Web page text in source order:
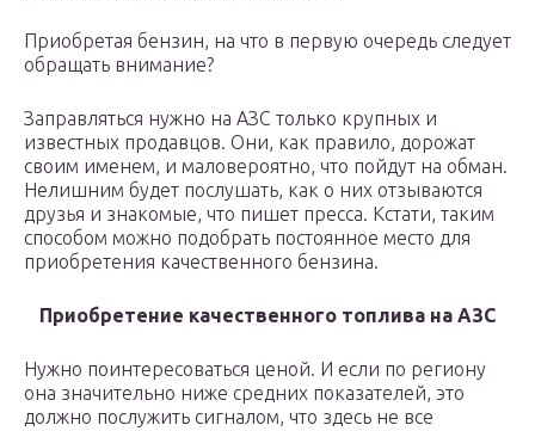
Приобретая бензин, на что в первую очередь следует
обращать внимание?
Заправляться нужно на АЗС только крупных и
известных продавцов. Они, как правило, дорожат
своим именем, и маловероятно, что пойдут на обман.
Нелишним будет послушать, как о них отзываются
друзья и знакомые, что пишет пресса. Кстати, таким
способом можно подобрать постоянное место для
приобретения качественного бензина.
Приобретение качественного топлива на АЗС
Нужно поинтересоваться ценой. И если по региону
она значительно ниже средних показателей, это
должно послужить сигналом, что здесь не все